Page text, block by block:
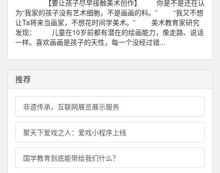
【要让孩子尽早接触美术创作】 你是不是还在认
为“我家的孩子没有艺术细胞，不是画画的料。” “我又不想
让Ta将来当画家，不想花时间学美术。” 美术教育家研究
发现： 儿童在10岁前都有潜在的绘画能力，像走路、说话
一样。喜欢画画是孩子的天性，每一个没经过错...
推荐
非遗传承，互联网展览展示服务
聚天下爱戏之人：爱戏小程序上线
国学教育到底能带给我们什么？